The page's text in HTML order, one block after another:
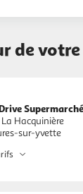
de
La Hacquinière
sur-yvette